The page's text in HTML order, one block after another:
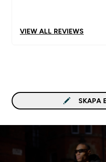
VIEW ALL REVIEWS
SKAPA